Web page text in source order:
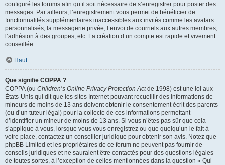
configuré les forums afin qu’il soit nécessaire de s’enregistrer pour poster des
messages. Par ailleurs, l’enregistrement vous permet de bénéficier de
fonctionnalités supplémentaires inaccessibles aux invités comme les avatars
personnalisés, la messagerie privée, l’envoi de courriels aux autres membres,
l’adhésion à des groupes, etc. La création d’un compte est rapide et vivement
conseillée.
Haut
Que signifie COPPA ?
COPPA (ou Children’s Online Privacy Protection Actde 1998) est une loi aux
États-Unis qui dit que les sites Internet pouvant recueillir des informations de
mineurs de moins de 13 ans doivent obtenir le consentement écrit des parents
(ou d’un tuteur légal) pour la collecte de ces informations permettant
d’identifier un mineur de moins de 13 ans. Si vous n’êtes pas sûr que cela
s’applique à vous, lorsque vous vous enregistrez ou que quelqu’un le fait à
votre place, contactez un conseiller juridique pour obtenir son avis. Notez que
phpBB Limited et les propriétaires de ce forum ne peuvent pas fournir de
conseils juridiques et ne sauraient être contactés pour des questions légales
de toutes sortes, à l’exception de celles mentionnées dans la question « Qui